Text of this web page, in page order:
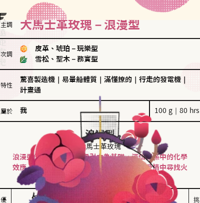
主調 大馬士革玫瑰－浪漫型
次調
皮革、琥珀 － 玩樂型
雪松、聖木 － 務實型
特性
驚喜製造機 易暈船體質 滿懂撩的 行走的發電機
計畫通
屬於 我 100 g｜80 hrs
浪漫型
大馬士革玫瑰
浪漫型的人以激情與性吸引力為基礎，深信關係中的化學
效應，認為每次相遇都是命中註定。傾向在愛情中尋找火
花，經常表達對另一半的愛意和讚美。
優
保持戀愛新鮮感
情緒起伏較大
挑